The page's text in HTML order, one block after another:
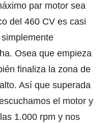
par motor sea
del 460 CV es casi
Osea que empieza
finaliza la zona de
Así que superada
el motor y
1.000 rpm y nos